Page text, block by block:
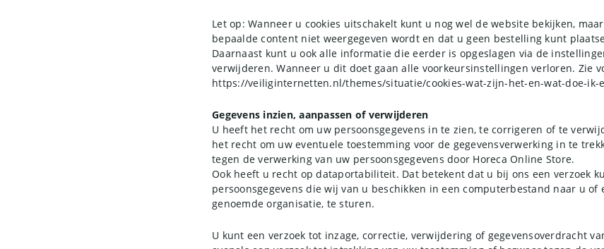
Let op: Wanneer u cookies uitschakelt kunt u nog wel de website bekijken,
bepaalde content niet weergegeven wordt en dat u geen bestelling kunt
Daarnaast kunt u ook alle informatie die eerder is opgeslagen via de
verwijderen. Wanneer u dit doet gaan alle voorkeursinstellingen verloren. Zie
https://veiliginternetten.nl/themes/situatie/cookies-wat-zijn-het-en-wat-doe-ik-
Gegevens inzien, aanpassen of verwijderen
U heeft het recht om uw persoonsgegevens in te zien, te corrigeren of te
het recht om uw eventuele toestemming voor de gegevensverwerking in te
tegen de verwerking van uw persoonsgegevens door Horeca Online Store.
Ook heeft u recht op dataportabiliteit. Dat betekent dat u bij ons een verzoek
persoonsgegevens die wij van u beschikken in een computerbestand naar u of
genoemde organisatie, te sturen.
U kunt een verzoek tot inzage, correctie, verwijdering of gegevensoverdracht